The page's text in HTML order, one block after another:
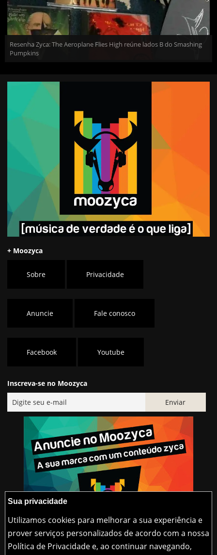
Resenha Zyca: The Aeroplane Flies High reúne lados B do Smashing
Pumpkins
+ Moozyca
Sobre Privacidade
Anuncie Fale conosco
Facebook Youtube
Inscreva-se no Moozyca
Sua privacidade
Utilizamos cookies para melhorar a sua experiência e
prover serviços personalizados de acordo com a nossa
Política de Privacidade e, ao continuar navegando,